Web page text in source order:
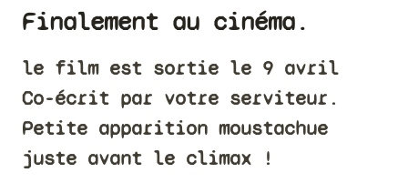
Finalement au cinéma.
le film est sortie le 9 avril
Co-écrit par votre serviteur.
Petite apparition moustachue
juste avant le climax !